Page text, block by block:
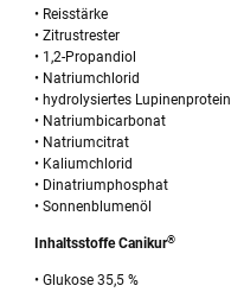
• Reisstärke
• Zitrustrester
• 1,2-Propandiol
• Natriumchlorid
• hydrolysiertes Lupinenprotein
• Natriumbicarbonat
• Natriumcitrat
• Kaliumchlorid
• Dinatriumphosphat
• Sonnenblumenöl
Inhaltsstoffe Canikur®
• Glukose 35,5 %